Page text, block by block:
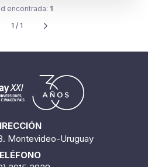
encontrada: 1
1 / 1
Montevideo-Uruguay